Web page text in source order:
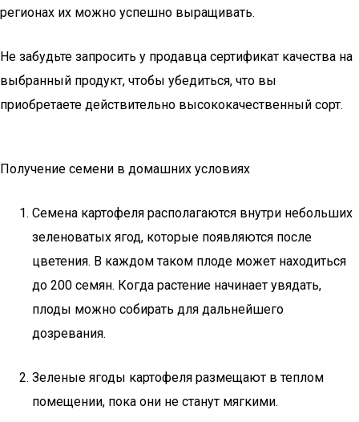
регионах их можно успешно выращивать.
Не забудьте запросить у продавца сертификат качества на
выбранный продукт, чтобы убедиться, что вы
приобретаете действительно высококачественный сорт.
Получение семени в домашних условиях
Семена картофеля располагаются внутри небольших
зеленоватых ягод, которые появляются после
цветения. В каждом таком плоде может находиться
до 200 семян. Когда растение начинает увядать,
плоды можно собирать для дальнейшего
дозревания.
Зеленые ягоды картофеля размещают в теплом
помещении, пока они не станут мягкими.